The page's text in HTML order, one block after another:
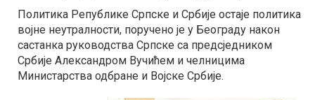
Политика Републике Српске и Србије остаје политика
војне неутралности, поручено је у Београду након
састанка руководства Српске са предсједником
Србије Александром Вучићем и челницима
Министарства одбране и Војске Србије.